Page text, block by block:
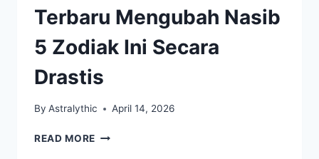
Terbaru Mengubah Nasib
5 Zodiak Ini Secara
Drastis
By Astralythic April 14, 2026
READ MORE PERGERAKAN